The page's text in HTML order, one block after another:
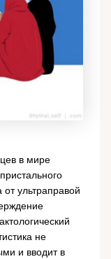
в мире
ультраправой
не
и вводит в